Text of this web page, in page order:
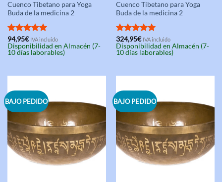
Cuenco Tibetano para Yoga
Buda de la medicina 2
Valorado
con5.00
de 5
94,95€ IVA incluido
Disponibilidad en Almacén (7-
10 días laborables)
Cuenco Tibetano para Yoga
Buda de la medicina 2
Valorado
con5.00
de 5
324,95€ IVA incluido
Disponibilidad en Almacén (7-
10 días laborables)
BAJO PEDIDO BAJO PEDIDO